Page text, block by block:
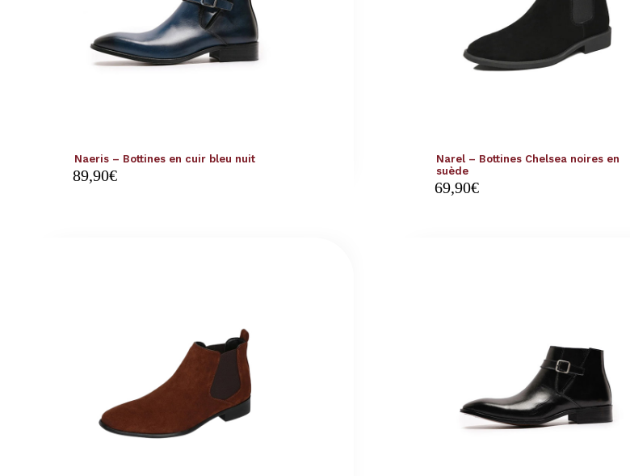
Naeris – Bottines en cuir bleu nuit
89,90€
Narel – Bottines Chelsea noires en
suède
69,90€